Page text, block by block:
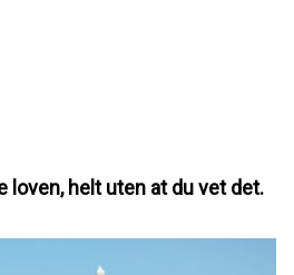
loven, helt uten at du vet det.